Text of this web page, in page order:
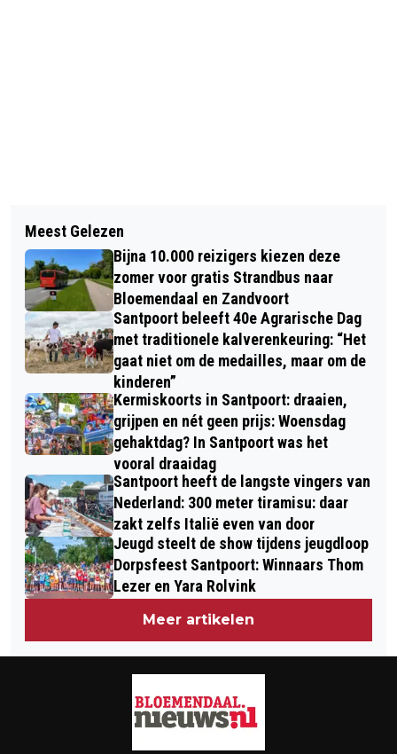
JETTEN EN WILDERS OOK IN DE REGIO
KENNEMERLAND NEK-AAN-NEK
ROZE KUNSTLIJN KEERT TERUG IN
HET RAADHUIS VAN HEEMSTEDE TOT
IN DE EERSTE WEEK VAN JANUARI
Meest Gelezen
Bijna 10.000 reizigers kiezen deze
zomer voor gratis Strandbus naar
Bloemendaal en Zandvoort
Santpoort beleeft 40e Agrarische Dag
met traditionele kalverenkeuring: “Het
gaat niet om de medailles, maar om de
kinderen”
Kermiskoorts in Santpoort: draaien,
grijpen en nét geen prijs: Woensdag
gehaktdag? In Santpoort was het
vooral draaidag
Santpoort heeft de langste vingers van
Nederland: 300 meter tiramisu: daar
zakt zelfs Italië even van door
Jeugd steelt de show tijdens jeugdloop
Dorpsfeest Santpoort: Winnaars Thom
Lezer en Yara Rolvink
Meer artikelen